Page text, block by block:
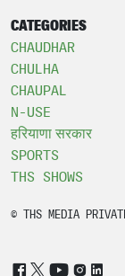
CATEGORIES
CHAUDHAR
CHULHA
CHAUPAL
N-USE
हरियाणा सरकार
SPORTS
THS SHOWS
© THS MEDIA